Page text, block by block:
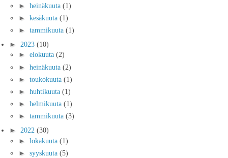
► heinäkuuta (1)
► kesäkuuta (1)
► tammikuuta (1)
► 2023 (10)
► elokuuta (2)
► heinäkuuta (2)
► toukokuuta (1)
► huhtikuuta (1)
► helmikuuta (1)
► tammikuuta (3)
► 2022 (30)
► lokakuuta (1)
► syyskuuta (5)